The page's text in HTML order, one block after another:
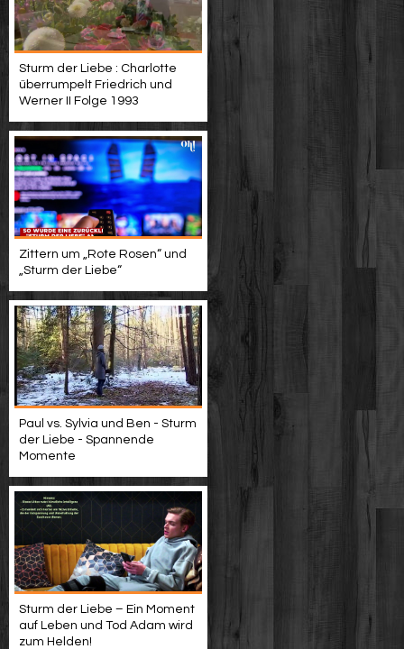
Sturm der Liebe : Charlotte
überrumpelt Friedrich und
Werner II Folge 1993
Zittern um „Rote Rosen“ und
„Sturm der Liebe“
Paul vs. Sylvia und Ben - Sturm
der Liebe - Spannende
Momente
Sturm der Liebe – Ein Moment
auf Leben und Tod Adam wird
zum Helden!